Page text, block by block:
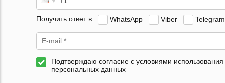
Получить ответ в WhatsApp Viber Telegram
Подтверждаю согласие с условиями использования
персональных данных